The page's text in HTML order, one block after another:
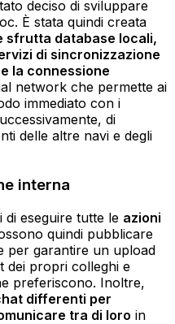
deciso di sviluppare
È stata quindi creata
sfrutta database locali,
di sincronizzazione
la connessione
network che permette ai
immediato con i
di
delle altre navi e degli
interna
di eseguire tutte le azioni
quindi pubblicare
per garantire un upload
dei propri colleghi e
preferiscono. Inoltre,
differenti per
tra di loro in